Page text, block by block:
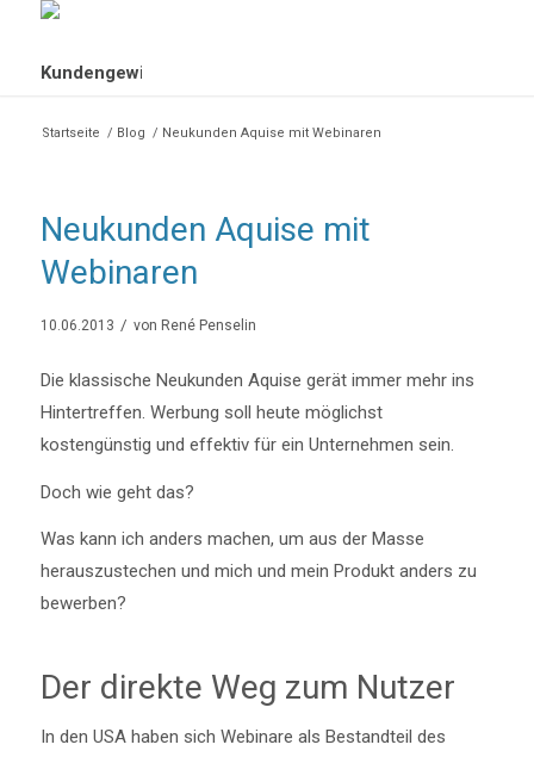
Startseite / Blog / Neukunden Aquise mit Webinaren
Neukunden Aquise mit
Webinaren
10.06.2013 / von René Penselin
Die klassische Neukunden Aquise gerät immer mehr ins
Hintertreffen. Werbung soll heute möglichst
kostengünstig und effektiv für ein Unternehmen sein.
Doch wie geht das?
Was kann ich anders machen, um aus der Masse
herauszustechen und mich und mein Produkt anders zu
bewerben?
Der direkte Weg zum Nutzer
In den USA haben sich Webinare als Bestandteil des